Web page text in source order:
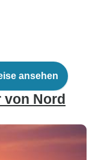
ansehen
von Nord